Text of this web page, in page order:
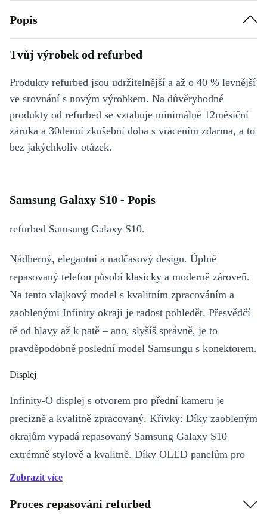
Popis
Tvůj výrobek od refurbed
Produkty refurbed jsou udržitelnější a až o 40 % levnější
ve srovnání s novým výrobkem. Na důvěryhodné
produkty od refurbed se vztahuje minimálně 12měsíční
záruka a 30denní zkušební doba s vrácením zdarma, a to
bez jakýchkoliv otázek.
Samsung Galaxy S10 - Popis
refurbed Samsung Galaxy S10.
Nádherný, elegantní a nadčasový design. Úplně
repasovaný telefon působí klasicky a moderně zároveň.
Na tento vlajkový model s kvalitním zpracováním a
zaoblenými Infinity okraji je radost pohledět. Přesvědčí
tě od hlavy až k patě – ano, slyšíš správně, je to
pravděpodobně poslední model Samsungu s konektorem.
Displej
Infinity-O displej s otvorem pro přední kameru je
precizně a kvalitně zpracovaný. Křivky: Díky zaobleným
okrajům vypadá repasovaný Samsung Galaxy S10
extrémně stylově a kvalitně. Díky OLED panelům pro
osvětlení displeje vidíš barvy jasněji a čistěji než kdy
Zobrazit více
Proces repasování refurbed